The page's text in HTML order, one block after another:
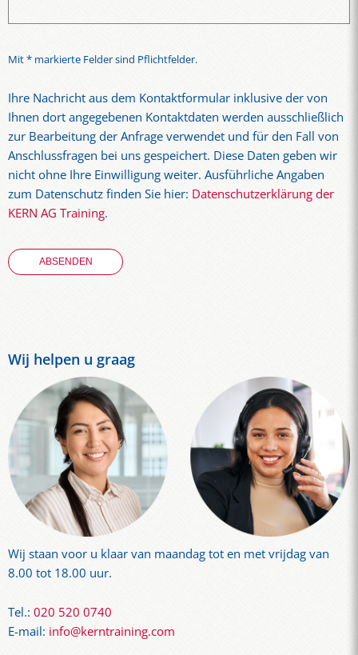
Mit * markierte Felder sind Pflichtfelder.
Ihre Nachricht aus dem Kontaktformular inklusive der von
Ihnen dort angegebenen Kontaktdaten werden ausschließlich
zur Bearbeitung der Anfrage verwendet und für den Fall von
Anschlussfragen bei uns gespeichert. Diese Daten geben wir
nicht ohne Ihre Einwilligung weiter. Ausführliche Angaben
zum Datenschutz finden Sie hier: Datenschutzerklärung der
KERN AG Training.
Wij helpen u graag
Wij staan ​​voor u klaar van maandag tot en met vrijdag van
8.00 tot 18.00 uur.
Tel.: 020 520 0740
E-mail: info@kerntraining.com